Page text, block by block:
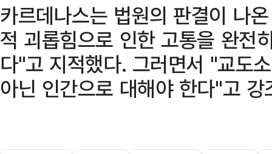
카르데나스는 법원의 판결이 나
적 괴롭힘으로 인한 고통을 완전
다"고 지적했다. 그러면서 "교도
아닌 인간으로 대해야 한다"고 강